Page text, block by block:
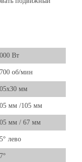
Вт
об/мин
мм
мм /105 мм
мм / 67 мм
лево